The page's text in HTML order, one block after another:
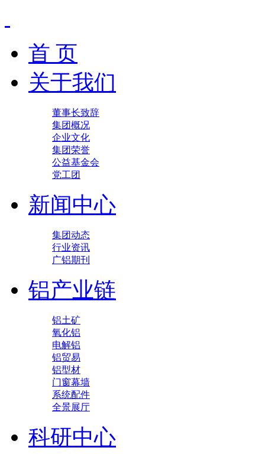
首 页
关于我们
董事长致辞
集团概况
企业文化
集团荣誉
公益基金会
党工团
新闻中心
集团动态
行业资讯
广铝期刊
铝产业链
铝土矿
氧化铝
电解铝
铝贸易
铝型材
门窗幕墙
系统配件
全景展厅
科研中心